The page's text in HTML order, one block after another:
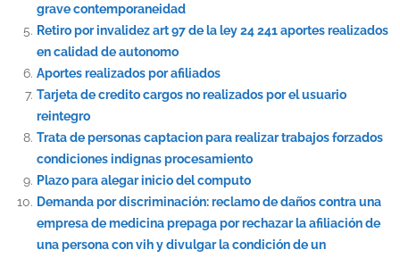
grave contemporaneidad
Retiro por invalidez art 97 de la ley 24 241 aportes realizados
en calidad de autonomo
Aportes realizados por afiliados
Tarjeta de credito cargos no realizados por el usuario
reintegro
Trata de personas captacion para realizar trabajos forzados
condiciones indignas procesamiento
Plazo para alegar inicio del computo
Demanda por discriminación: reclamo de daños contra una
empresa de medicina prepaga por rechazar la afiliación de
una persona con vih y divulgar la condición de un